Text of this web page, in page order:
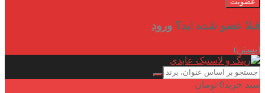
قبلا عضو شده اید؟ ورود
(بستن)
سبد خرید0 تومان